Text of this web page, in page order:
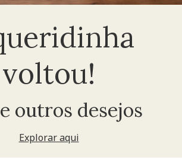
voltou!
outros desejos
Explorar aqui